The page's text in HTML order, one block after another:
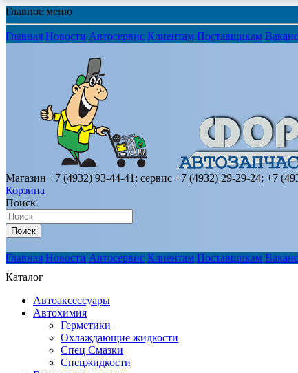
Главное меню
Главная Новости Автосервис Клиентам Поставщикам
Магазин +7 (4932) 93-44-41; сервис +7 (4932) 29-29-24; +7
Корзина
Поиск
Поиск
Главная Новости Автосервис Клиентам Поставщикам
Каталог
Автоаксессуары
Автохимия
Герметики
Охлаждающие жидкости
Спец Смазки
Спецжидкости